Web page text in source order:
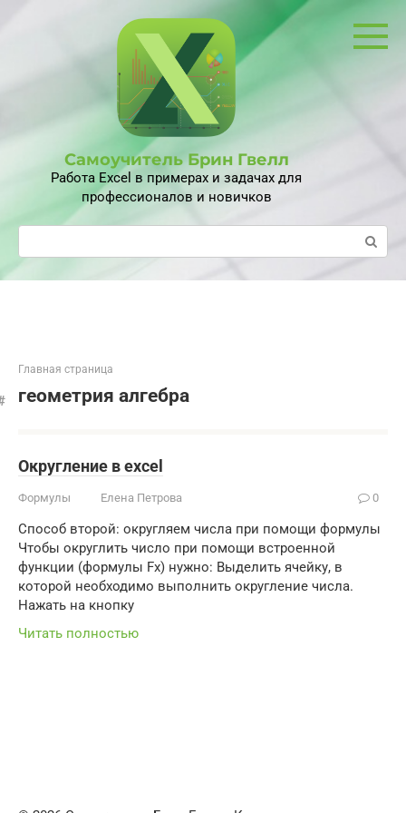
Самоучитель Брин Гвелл
Работа Excel в примерах и задачах для
профессионалов и новичков
Поиск:
Главная страница
геометрия алгебра
Округление в excel
Формулы Елена Петрова 0
Способ второй: округляем числа при помощи формулы
Чтобы округлить число при помощи встроенной
функции (формулы Fx) нужно: Выделить ячейку, в
которой необходимо выполнить округление числа.
Нажать на кнопку
Читать полностью